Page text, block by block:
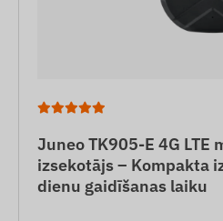
Juneo TK905-E 4G LTE
izsekotājs – Kompakta
dienu gaidīšanas laiku